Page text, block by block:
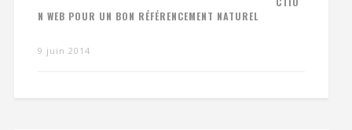
N WEB POUR UN BON RÉFÉRENCEMENT NATUREL
9 juin 2014